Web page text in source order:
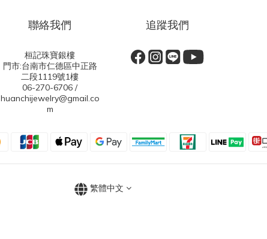
聯絡我們
桓記珠寶銀樓
門市:台南市仁德區中正路
二段1119號1樓
06-270-6706 /
huanchijewelry@gmail.co
m
追蹤我們
繁體中文